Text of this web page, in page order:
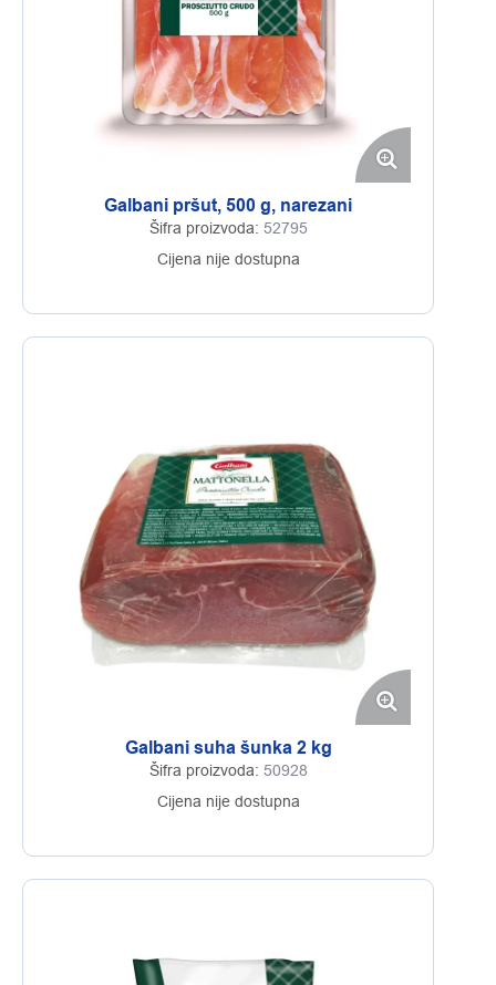
Galbani pršut, 500 g, narezani
Šifra proizvoda: 52795
Cijena nije dostupna
Galbani suha šunka 2 kg
Šifra proizvoda: 50928
Cijena nije dostupna